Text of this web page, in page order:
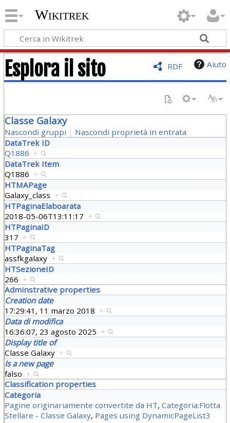
Wikitrek
RDF Aiuto
Esplora il sito
Classe Galaxy
Nascondi gruppi
Nascondi proprietà in entrata
DataTrek ID
Q1886 +
DataTrek Item
Q1886 +
HTMAPage
Galaxy_class +
HTPaginaElaboarata
2018-05-06T13:11:17 +
HTPaginaID
317 +
HTPaginaTag
assfkgalaxy +
HTSezioneID
266 +
Adminstrative properties
Creation date
17:29:41, 11 marzo 2018 +
Data di modifica
16:36:07, 23 agosto 2025 +
Display title of
Classe Galaxy +
Is a new page
falso +
Classification properties
Categoria
Pagine originariamente convertite da HT, Categoria:Flotta
Stellare - Classe Galaxy, Pages using DynamicPageList3